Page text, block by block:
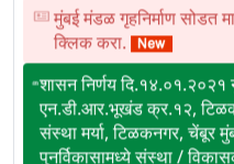
मुंबई मंडळ गृहनिर्माण सोडत
क्लिक करा.
शासन निर्णय दि.१४.०१.२०२१
एन.डी.आर.भूखंड क्र.१२, टिळक
संस्था मर्या, टिळकनगर, चेंबूर
पुनर्विकासामध्ये संस्था /